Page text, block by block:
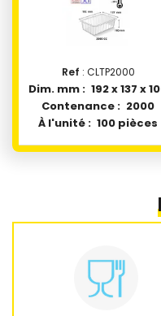
Ref : CLTP2000
Dim. mm : 192 x 137 x
Contenance : 2000
À l'unité : 100 pièces